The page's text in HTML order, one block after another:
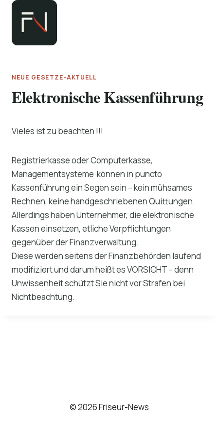
Zum
springen
NEUE GESETZE-AKTUELL
Elektronische Kassenführung
Vieles ist zu beachten !!!
Registrierkasse oder Computerkasse,
Managementsysteme können in puncto
Kassenführung ein Segen sein – kein mühsames
Rechnen, keine handgeschriebenen Quittungen.
Allerdings haben Unternehmer, die elektronische
Kassen einsetzen, etliche Verpflichtungen
gegenüber der Finanzverwaltung.
Diese werden seitens der Finanzbehörden laufend
modifiziert und darum heißt es VORSICHT – denn
Unwissenheit schützt Sie nicht vor Strafen bei
Nichtbeachtung.
© 2026 Friseur-News